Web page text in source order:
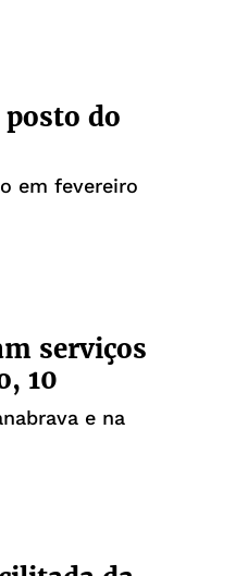
do
em fevereiro
serviços
10
e na